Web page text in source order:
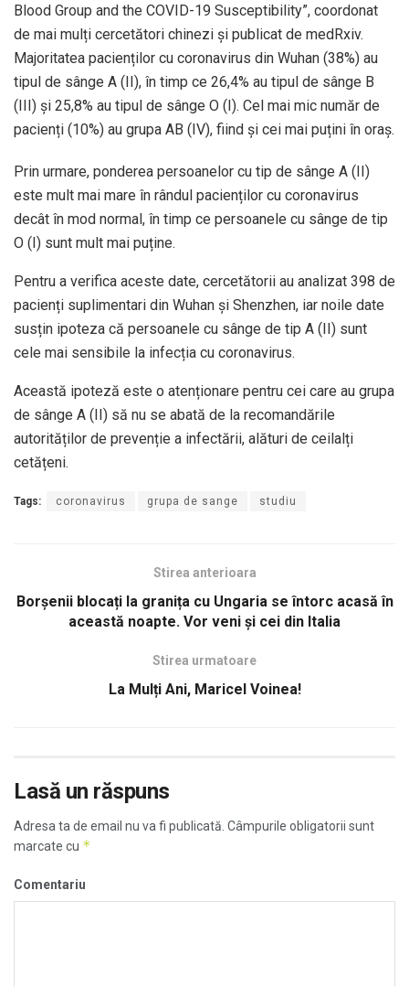
Blood Group and the COVID-19 Susceptibility”, coordonat
de mai mulți cercetători chinezi și publicat de medRxiv.
Majoritatea pacienților cu coronavirus din Wuhan (38%) au
tipul de sânge A (II), în timp ce 26,4% au tipul de sânge B
(III) și 25,8% au tipul de sânge O (I). Cel mai mic număr de
pacienți (10%) au grupa AB (IV), fiind și cei mai puțini în oraș.
Prin urmare, ponderea persoanelor cu tip de sânge A (II)
este mult mai mare în rândul pacienților cu coronavirus
decât în mod normal, în timp ce persoanele cu sânge de tip
O (I) sunt mult mai puține.
Pentru a verifica aceste date, cercetătorii au analizat 398 de
pacienți suplimentari din Wuhan și Shenzhen, iar noile date
susțin ipoteza că persoanele cu sânge de tip A (II) sunt
cele mai sensibile la infecția cu coronavirus.
Această ipoteză este o atenționare pentru cei care au grupa
de sânge A (II) să nu se abată de la recomandările
autorităților de prevenție a infectării, alături de ceilalți
cetățeni.
Tags: coronavirus grupa de sange studiu
Stirea anterioara
Borșenii blocați la granița cu Ungaria se întorc acasă în
această noapte. Vor veni și cei din Italia
Stirea urmatoare
La Mulți Ani, Maricel Voinea!
Lasă un răspuns
Adresa ta de email nu va fi publicată. Câmpurile obligatorii sunt
marcate cu *
Comentariu